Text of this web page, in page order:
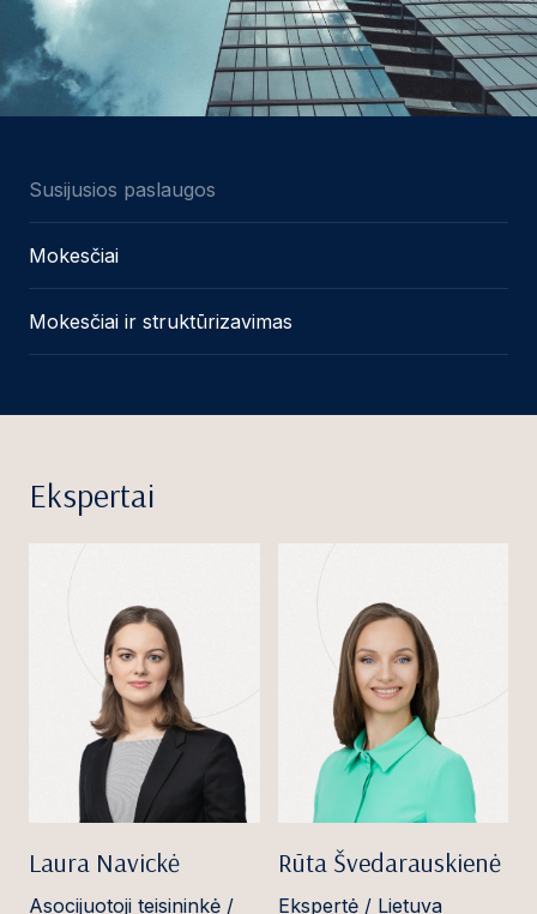
Susijusios paslaugos
Mokesčiai
Mokesčiai ir struktūrizavimas
Ekspertai
Laura Navickė
Asocijuotoji teisininkė /
Rūta Švedarauskienė
Ekspertė / Lietuva